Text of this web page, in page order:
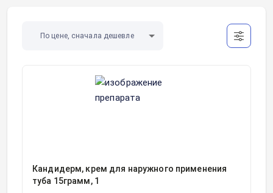
По цене, сначала дешевле
Кандидерм, крем для наружного применения
туба 15грамм, 1